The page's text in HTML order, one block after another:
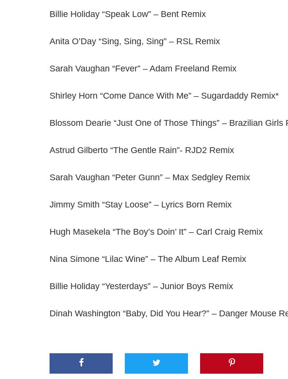
Billie Holiday “Speak Low” – Bent Remix
Anita O’Day “Sing, Sing, Sing” – RSL Remix
Sarah Vaughan “Fever” – Adam Freeland Remix
Shirley Horn “Come Dance With Me” – Sugardaddy Remix*
Blossom Dearie “Just One of Those Things” – Brazilian Girls
Astrud Gilberto “The Gentle Rain”- RJD2 Remix
Sarah Vaughan “Peter Gunn” – Max Sedgley Remix
Jimmy Smith “Stay Loose” – Lyrics Born Remix
Hugh Masekela “The Boy’s Doin’ It” – Carl Craig Remix
Nina Simone “Lilac Wine” – The Album Leaf Remix
Billie Holiday “Yesterdays” – Junior Boys Remix
Dinah Washington “Baby, Did You Hear?” – Danger Mouse